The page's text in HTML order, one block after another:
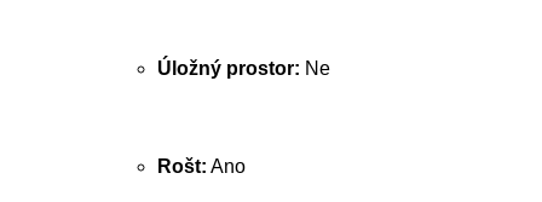
Úložný prostor: Ne
Rošt: Ano